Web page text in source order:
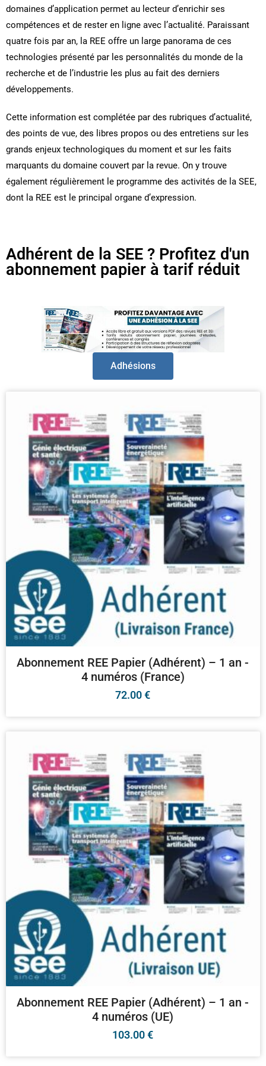
domaines d’application permet au lecteur d’enrichir ses
compétences et de rester en ligne avec l’actualité. Paraissant
quatre fois par an, la REE offre un large panorama de ces
technologies présenté par les personnalités du monde de la
recherche et de l’industrie les plus au fait des derniers
développements.
Cette information est complétée par des rubriques d’actualité,
des points de vue, des libres propos ou des entretiens sur les
grands enjeux technologiques du moment et sur les faits
marquants du domaine couvert par la revue. On y trouve
également régulièrement le programme des activités de la SEE,
dont la REE est le principal organe d’expression.
Adhérent de la SEE ? Profitez d'un
abonnement papier à tarif réduit
Adhésions
Abonnement REE Papier (Adhérent) – 1 an -
4 numéros (France)
72.00€
Abonnement REE Papier (Adhérent) – 1 an -
4 numéros (UE)
103.00€